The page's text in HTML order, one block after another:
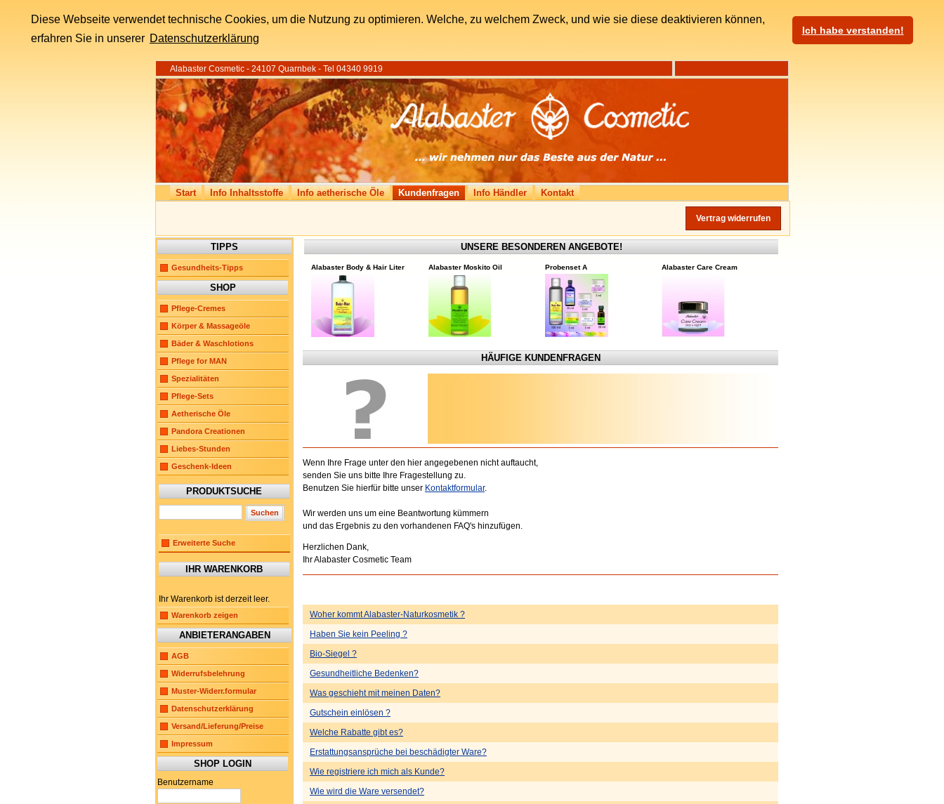
Diese Webseite verwendet technische Cookies, um die Nutzung zu optimieren. Welche, zu welchem Zweck, und wie sie diese deaktivieren können,
erfahren Sie in unserer Datenschutzerklärung
Ich habe verstanden!
Alabaster Cosmetic - 24107 Quarnbek - Tel 04340 9919
Start Info Inhaltsstoffe Info aetherische Öle Kundenfragen Info Händler Kontakt
Vertrag widerrufen
TIPPS
Gesundheits-Tipps
SHOP
Pflege-Cremes
Körper & Massageöle
Bäder & Waschlotions
Pflege for MAN
Spezialitäten
Pflege-Sets
Aetherische Öle
Pandora Creationen
Liebes-Stunden
Geschenk-Ideen
PRODUKTSUCHE
Erweiterte Suche
IHR WARENKORB
Ihr Warenkorb ist derzeit leer.
Warenkorb zeigen
ANBIETERANGABEN
AGB
Widerrufsbelehrung
Muster-Widerr.formular
Datenschutzerklärung
Versand/Lieferung/Preise
Impressum
SHOP LOGIN
Benutzername
UNSERE BESONDEREN ANGEBOTE!
Alabaster Body & Hair Liter Alabaster Moskito Oil Probenset A Alabaster Care Cream
HÄUFIGE KUNDENFRAGEN
Wenn Ihre Frage unter den hier angegebenen nicht auftaucht,
senden Sie uns bitte Ihre Fragestellung zu.
Benutzen Sie hierfür bitte unser Kontaktformular.
Wir werden uns um eine Beantwortung kümmern
und das Ergebnis zu den vorhandenen FAQ's hinzufügen.
Herzlichen Dank,
Ihr Alabaster Cosmetic Team
Woher kommt Alabaster-Naturkosmetik ?
Haben Sie kein Peeling ?
Bio-Siegel ?
Gesundheitliche Bedenken?
Was geschieht mit meinen Daten?
Gutschein einlösen ?
Welche Rabatte gibt es?
Erstattungsansprüche bei beschädigter Ware?
Wie registriere ich mich als Kunde?
Wie wird die Ware versendet?